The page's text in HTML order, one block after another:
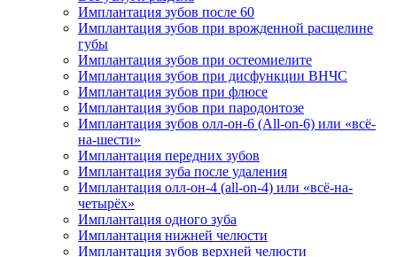
Имплантация зубов после 60
Имплантация зубов при врожденной расщелине
губы
Имплантация зубов при остеомиелите
Имплантация зубов при дисфункции ВНЧС
Имплантация зубов при флюсе
Имплантация зубов при пародонтозе
Имплантация зубов олл-он-6 (All-on-6) или «всё-
на-шести»
Имплантация передних зубов
Имплантация зуба после удаления
Имплантация олл-он-4 (all-on-4) или «всё-на-
четырёх»
Имплантация одного зуба
Имплантация нижней челюсти
Имплантация зубов верхней челюсти